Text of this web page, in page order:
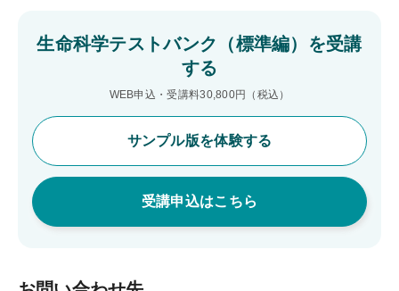
システム環境
eラーニング推奨環境
テストバンク・テストエンジン推奨環境
利用規約
教材等転売に関する禁止のお願い
生命科学テストバンク（標準編）を受講
する
WEB申込・受講料30,800円（税込）
サンプル版を体験する
受講申込はこちら